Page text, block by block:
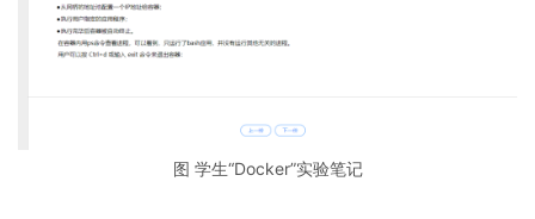
图 学生“Docker”实验笔记